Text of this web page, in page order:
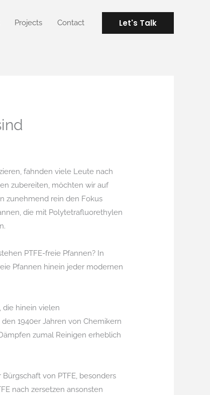
Projects Contact Let's Talk
fahnden viele Leute nach
zubereiten, möchten wir auf
zunehmend rein den Fokus
die mit Polytetrafluorethylen
PTFE-freie Pfannen? In
Pfannen hinein jeder modernen
die hinein vielen
1940er Jahren von Chemikern
zumal Reinigen erheblich
von PTFE, besonders
nach zersetzen ansonsten